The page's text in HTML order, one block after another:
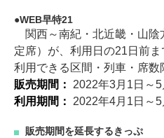
WEB早特21
関西～南紀・北近畿・山陰
定席）が、利用日の21日前
利用できる区間・列車・席数
販売期間： 2022年3月1日～5
利用期間： 2022年4月1日～5
販売期間を延長するきっぷ